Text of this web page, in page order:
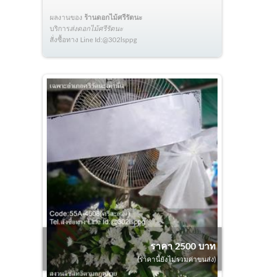
ผลงานของ ร้านดอกไม้ศรีรัตนะ
บริการส่งดอกไม้ศรีรัตนะ
สั่งซื้อทาง Line Id:@302lsppg
ราคา 2500 บาท
(ราคานี้ยังไม่รวมค่าขนส่ง)